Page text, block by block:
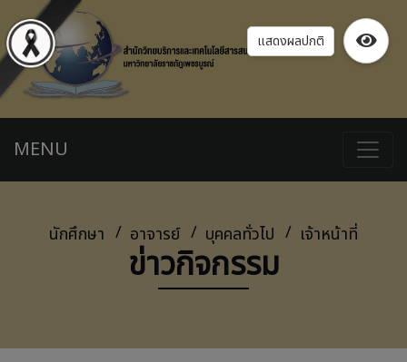
แสดงผลปกติ
MENU
นักศึกษา อาจารย์ บุคคลทั่วไป เจ้าหน้าที่
ข่าวกิจกรรม